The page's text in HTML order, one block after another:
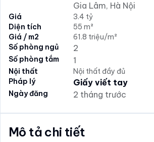
Gia Lâm, Hà Nội
Giá
3.4 tỷ
Diện tích
55 m²
Giá / m2
61.8 triệu/m²
Số phòng ngủ
2
Số phòng tắm 1
Nội thất
Nội thất đầy đủ
Pháp lý
Giấy viết tay
Ngày đăng 2 tháng trước
Mô tả chi tiết